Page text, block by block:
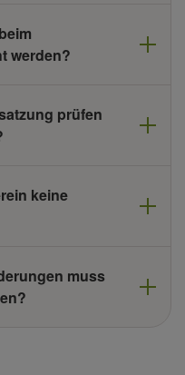
werden?
prüfen
keine
muss